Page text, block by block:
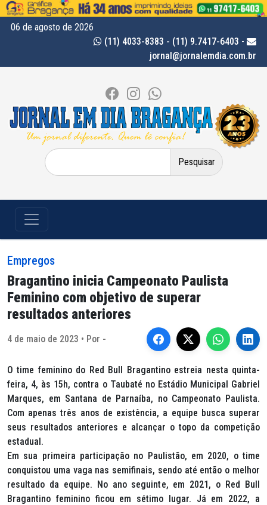
06 de agosto de 2026
(11) 4033-8383 - (11) 9.7417-6403 -
jornal@jornalemdia.com.br
Pesquisar
por:
Empregos
Bragantino inicia Campeonato Paulista
Feminino com objetivo de superar
resultados anteriores
4 de maio de 2023 • Por -
O time feminino do Red Bull Bragantino estreia nesta quinta-
feira, 4, às 15h, contra o Taubaté no Estádio Municipal Gabriel
Marques, em Santana de Parnaíba, no Campeonato Paulista.
Com apenas três anos de existência, a equipe busca superar
seus resultados anteriores e alcançar o topo da competição
estadual.
Em sua primeira participação no Paulistão, em 2020, o time
conquistou uma vaga nas semifinais, sendo até então o melhor
resultado da equipe. No ano seguinte, em 2021, o Red Bull
Bragantino feminino ficou em sétimo lugar. Já em 2022, a